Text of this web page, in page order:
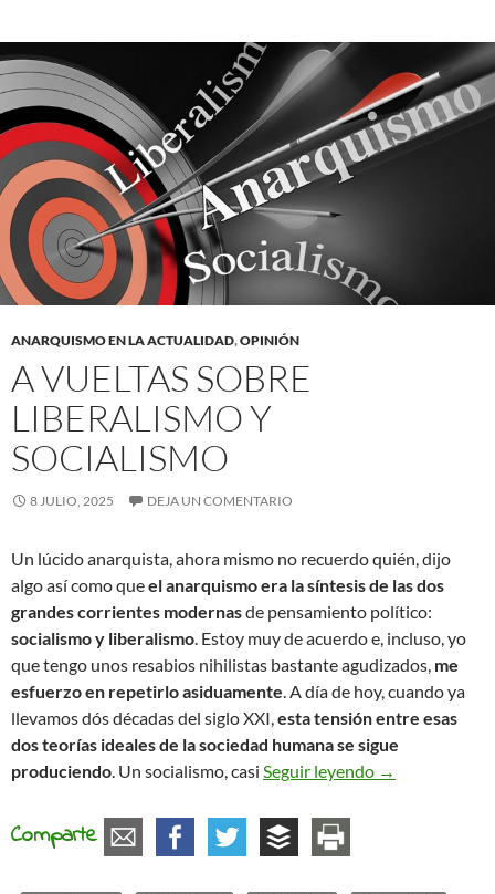
ANARQUISMO EN LA ACTUALIDAD,OPINIÓN
A VUELTAS SOBRE
LIBERALISMO Y
SOCIALISMO
8 JULIO, 2025 DEJA UN COMENTARIO
Un lúcido anarquista, ahora mismo no recuerdo quién, dijo
algo así como queel anarquismo era la síntesis de las dos
grandes corrientes modernasde pensamiento político:
socialismo y liberalismo. Estoy muy de acuerdo e, incluso, yo
que tengo unos resabios nihilistas bastante agudizados, me
esfuerzo en repetirlo asiduamente. A día de hoy, cuando ya
llevamos dós décadas del siglo XXI,esta tensión entre esas
dos teorías ideales de la sociedad humana se sigue
produciendo. Un socialismo, casi Seguir leyendo A vueltas
→
Comparte